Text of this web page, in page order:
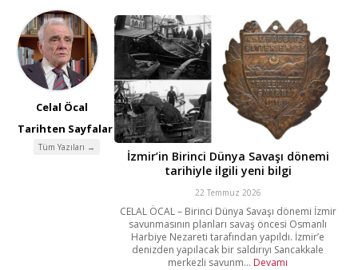
Celal Öcal
Tarihten Sayfalar
Tüm Yazıları →
İzmir’in Birinci Dünya Savaşı dönemi
tarihiyle ilgili yeni bilgi
22 Temmuz 2026
CELAL ÖCAL – Birinci Dünya Savaşı dönemi İzmir
savunmasının planları savaş öncesi Osmanlı
Harbiye Nezareti tarafından yapıldı. İzmir’e
denizden yapılacak bir saldırıyı Sancakkale
merkezli savunm... Devamı